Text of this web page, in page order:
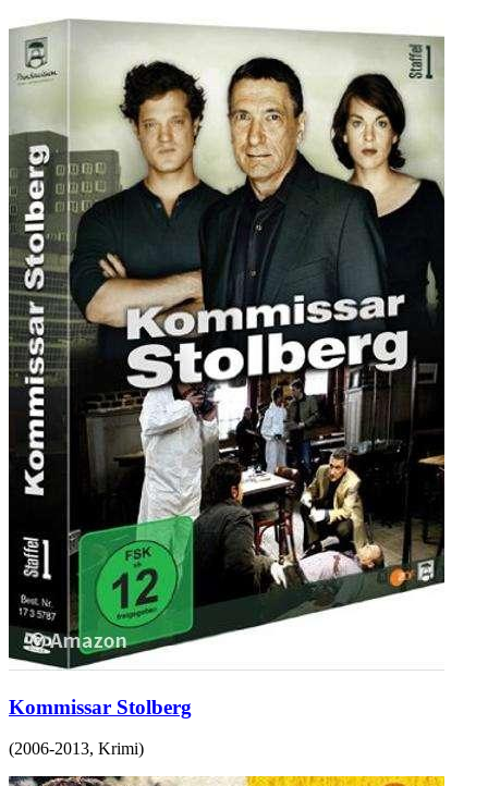
Kommissar Stolberg
(2006-2013, Krimi)